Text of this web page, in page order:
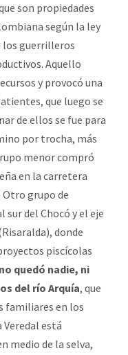
son propiedades
según la ley
los guerrilleros
Aquello
y provocó una
que luego se
de ellos se fue para
por trocha, más
menor compró
en la carretera
Otro grupo de
del Chocó y el eje
donde
piscícolas
quedó nadie, ni
del río Arquía, que
familiares en los
Veredal está
medio de la selva,